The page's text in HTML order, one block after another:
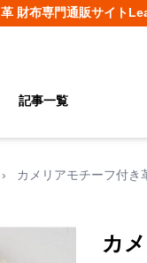
革 財布専門通販サイト
記事一覧
› カメリアモチーフ付き
カ